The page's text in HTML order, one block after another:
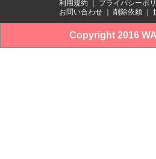
利用規約 プライバシーポ
お問い合わせ
削除依頼
Copyright 2016